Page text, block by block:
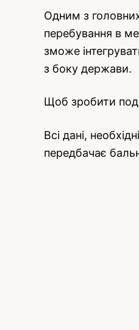
Одним з
перебування в
зможе
з боку держави.
Щоб зробити
Всі дані,
передбачає